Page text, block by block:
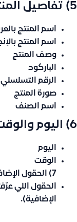
5) تفاصيل المنتج
اسم المنتج
اسم المنتج
وصف المنتج
الباركود
الرقم التسلسلي
صورة المنتج
اسم الصنف
6) اليوم والوقت
اليوم
الوقت
7) الحقول الإضافية
الحقول اللي
الإضافية).